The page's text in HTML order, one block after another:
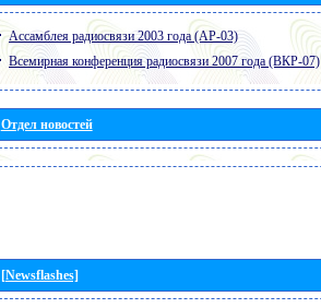
Ассамблея радиосвязи 2003 года (АР-03)
Всемирная конференция радиосвязи 2007 года (ВКР-07)
Отдел новостей
[Newsflashes]